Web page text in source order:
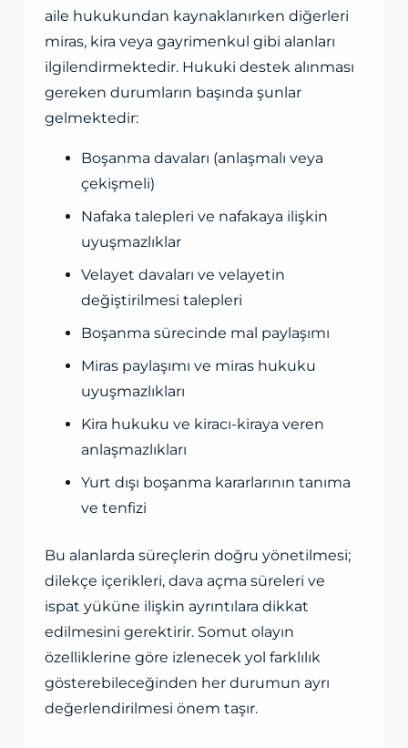
aile hukukundan kaynaklanırken diğerleri
miras, kira veya gayrimenkul gibi alanları
ilgilendirmektedir. Hukuki destek alınması
gereken durumların başında şunlar
gelmektedir:
Boşanma davaları (anlaşmalı veya
çekişmeli)
Nafaka talepleri ve nafakaya ilişkin
uyuşmazlıklar
Velayet davaları ve velayetin
değiştirilmesi talepleri
Boşanma sürecinde mal paylaşımı
Miras paylaşımı ve miras hukuku
uyuşmazlıkları
Kira hukuku ve kiracı-kiraya veren
anlaşmazlıkları
Yurt dışı boşanma kararlarının tanıma
ve tenfizi
Bu alanlarda süreçlerin doğru yönetilmesi;
dilekçe içerikleri, dava açma süreleri ve
ispat yüküne ilişkin ayrıntılara dikkat
edilmesini gerektirir. Somut olayın
özelliklerine göre izlenecek yol farklılık
gösterebileceğinden her durumun ayrı
değerlendirilmesi önem taşır.